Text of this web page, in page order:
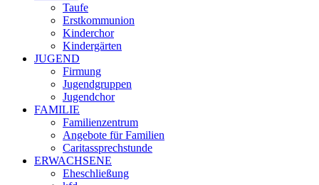
Taufe
Erstkommunion
Kinderchor
Kindergärten
JUGEND
Firmung
Jugendgruppen
Jugendchor
FAMILIE
Familienzentrum
Angebote für Familien
Caritassprechstunde
ERWACHSENE
Eheschließung